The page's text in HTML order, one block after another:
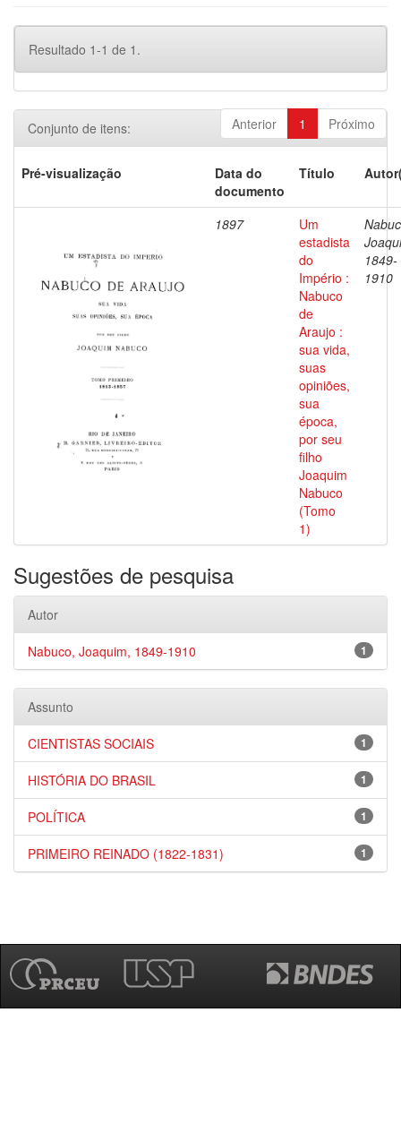
Resultado 1-1 de 1.
Anterior 1 Próximo
Conjunto de itens:
Pré-visualização
Data do
documento
Título
1897
Um
estadista
do
Império :
Nabuco
de
Araujo :
sua vida,
suas
opiniões,
sua
época,
por seu
filho
Joaquim
Nabuco
(Tomo
1)
1849-
1910
Sugestões de pesquisa
Autor
1
Nabuco, Joaquim, 1849-1910
Assunto
1
CIENTISTAS SOCIAIS
1
HISTÓRIA DO BRASIL
1
POLÍTICA
1
PRIMEIRO REINADO (1822-1831)